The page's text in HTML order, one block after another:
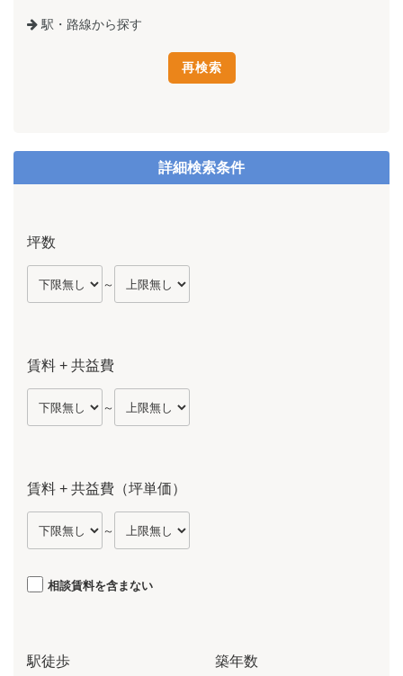
駅・路線から探す
詳細検索条件
坪数
～
賃料 + 共益費
～
賃料 + 共益費（坪単価）
～
相談賃料を含まない
駅徒歩 築年数